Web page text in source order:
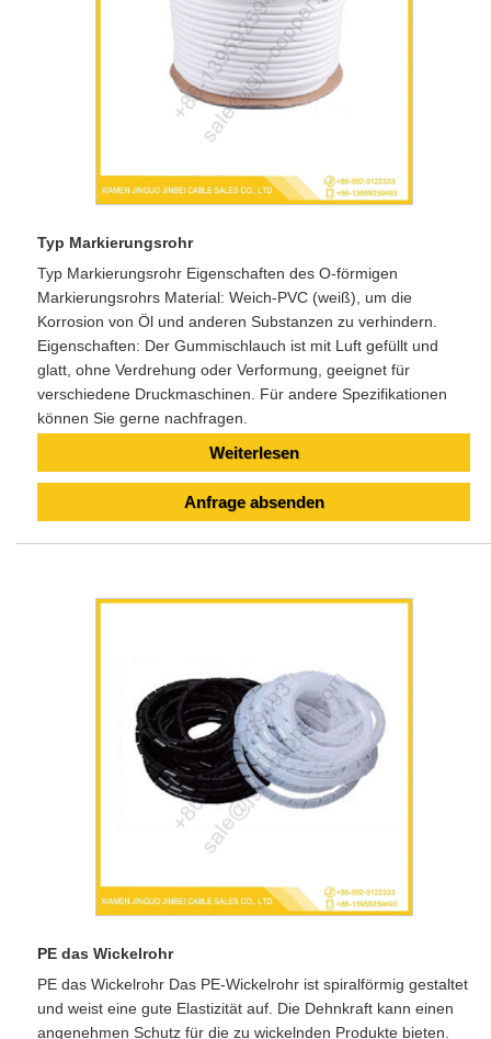
Typ Markierungsrohr
Typ Markierungsrohr Eigenschaften des O-förmigen
Markierungsrohrs Material: Weich-PVC (weiß), um die
Korrosion von Öl und anderen Substanzen zu verhindern.
Eigenschaften: Der Gummischlauch ist mit Luft gefüllt und
glatt, ohne Verdrehung oder Verformung, geeignet für
verschiedene Druckmaschinen. Für andere Spezifikationen
können Sie gerne nachfragen.
Weiterlesen
Anfrage absenden
PE das Wickelrohr
PE das Wickelrohr​ Das PE-Wickelrohr ist spiralförmig gestaltet
und weist eine gute Elastizität auf. Die Dehnkraft kann einen
angenehmen Schutz für die zu wickelnden Produkte bieten.